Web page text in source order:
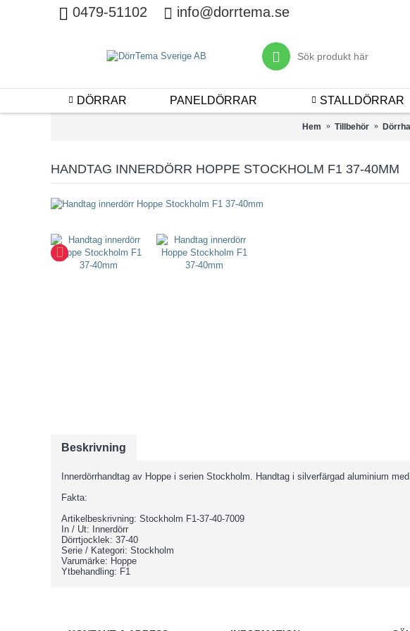
0479-51102 info@dorrtema.se
DÖRRAR PANELDÖRRAR STALLDÖRRAR
Hem Tillbehör
HANDTAG INNERDÖRR HOPPE STOCKHOLM F1 37-40MM
Beskrivning
Innerdörrhandtag av Hoppe i serien Stockholm. Handtag i silverfärgad aluminium
Fakta:
Artikelbeskrivning: Stockholm F1-37-40-7009
In / Ut: Innerdörr
Dörrtjocklek: 37-40
Serie / Kategori: Stockholm
Varumärke: Hoppe
Ytbehandling: F1